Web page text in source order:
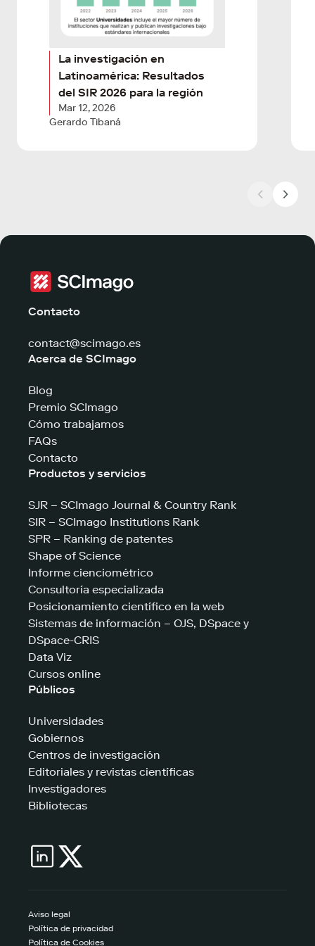
La investigación en
Latinoamérica: Resultados
del SIR 2026 para la región
Mar 12, 2026
Gerardo Tibaná
Contacto
contact@scimago.es
Acerca de SCImago
Blog
Premio SCImago
Cómo trabajamos
FAQs
Contacto
Productos y servicios
SJR – SCImago Journal & Country Rank
SIR – SCImago Institutions Rank
SPR – Ranking de patentes
Shape of Science
Informe cienciométrico
Consultoría especializada
Posicionamiento científico en la web
Sistemas de información – OJS, DSpace y
DSpace-CRIS
Data Viz
Cursos online
Públicos
Universidades
Gobiernos
Centros de investigación
Editoriales y revistas científicas
Investigadores
Bibliotecas
Aviso legal
Política de privacidad
Política de Cookies